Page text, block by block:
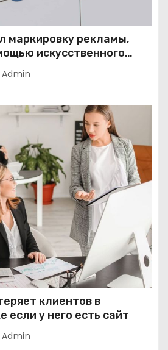
маркировку рекламы,
искусственного
Admin
клиентов в
если у него есть сайт
Admin